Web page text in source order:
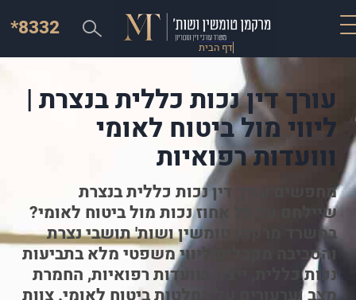
דף הבית
*8332
עורך דין נכות כללית בנצרת |
ליווי מול ביטוח לאומי
ווועדות רפואיות
מחפשים עורך דין נכות כללית בנצרת
שיילחם על כל אחוז נכות מול ביטוח לאומי?
במשרד מרקמן טומשין ושות' תושבי נצרת
והסביבה מקבלים ליווי משפטי מלא בתביעות
נכות כללית, ייצוג בוועדות רפואיות, החמרת